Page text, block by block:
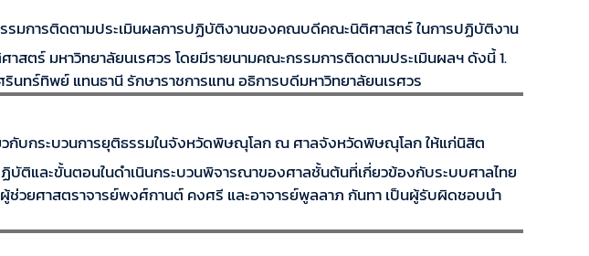
มการติดตามประเมินผลการปฏิบัติงานของคณบดีคณะนิติศาสตร์ ในการปฏิบัติงาน
ตร์ มหาวิทยาลัยนเรศวร โดยมีรายนามคณะกรรมการติดตามประเมินผลฯ ดังนี้ 1.
ทร์ทิพย์ แทนธานี รักษาราชการแทน อธิการบดีมหาวิทยาลัยนเรศวร
บกระบวนการยุติธรรมในจังหวัดพิษณุโลก ณ ศาลจังหวัดพิษณุโลก ให้แก่นิสิต
ติและขั้นตอนในดำเนินกระบวนพิจารณาของศาลชั้นต้นที่เกี่ยวข้องกับระบบศาลไทย
ช่วยศาสตราจารย์พงศ์กานต์ คงศรี และอาจารย์พูลลาภ กันทา เป็นผู้รับผิดชอบนำ